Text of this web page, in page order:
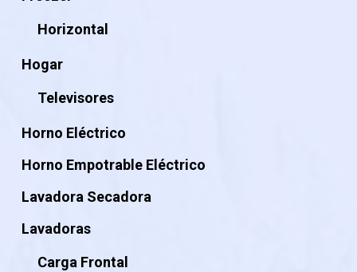
Horizontal
Hogar
Televisores
Horno Eléctrico
Horno Empotrable Eléctrico
Lavadora Secadora
Lavadoras
Carga Frontal